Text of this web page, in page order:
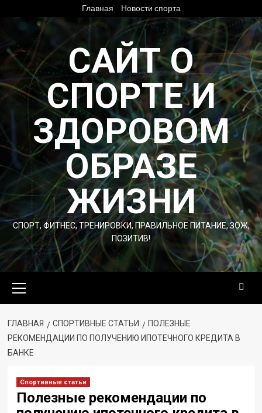
содержимому
Главная Новости спорта
САЙТ О
СПОРТЕ И
ЗДОРОВОМ
ОБРАЗЕ
ЖИЗНИ
СПОРТ, ФИТНЕС, ТРЕНИРОВКИ, ПРАВИЛЬНОЕ ПИТАНИЕ, ЗОЖ,
ПОЗИТИВ!
меню
ГЛАВНАЯ СПОРТИВНЫЕ СТАТЬИ
ПОЛЕЗНЫЕ
РЕКОМЕНДАЦИИ ПО ПОЛУЧЕНИЮ ИПОТЕЧНОГО КРЕДИТА В
БАНКЕ
Спортивные статьи
Полезные рекомендации по